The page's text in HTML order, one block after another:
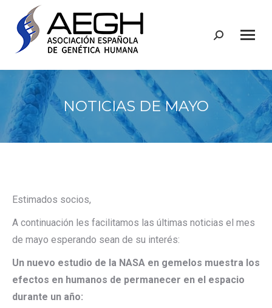
Buscar:
NOTICIAS DE MAYO
Estimados socios,
A continuación les facilitamos las últimas noticias el mes
de mayo esperando sean de su interés:
Un nuevo estudio de la NASA en gemelos muestra los
efectos en humanos de permanecer en el espacio
durante un año: